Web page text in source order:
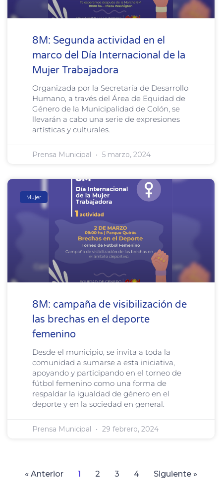
8M: Segunda actividad en el
marco del Día Internacional de la
Mujer Trabajadora
Organizada por la Secretaría de Desarrollo
Humano, a través del Área de Equidad de
Género de la Municipalidad de Colón, se
llevarán a cabo una serie de expresiones
artísticas y culturales.
Prensa Municipal 5 marzo, 2024
Mujer
8M: campaña de visibilización de
las brechas en el deporte
femenino
Desde el municipio, se invita a toda la
comunidad a sumarse a esta iniciativa,
apoyando y participando en el torneo de
fútbol femenino como una forma de
respaldar la igualdad de género en el
deporte y en la sociedad en general.
Prensa Municipal 29 febrero, 2024
« Anterior 1 2 3 4 Siguiente »